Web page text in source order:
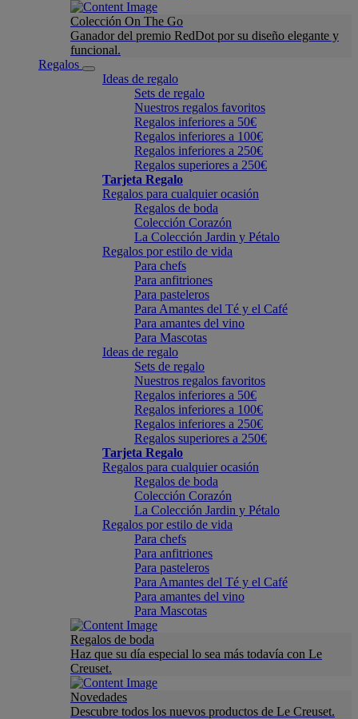
Colección On The Go
Ganador del premio RedDot por su diseño elegante y
funcional.
Regalos
Ideas de regalo
Sets de regalo
Nuestros regalos favoritos
Regalos inferiores a 50€
Regalos inferiores a 100€
Regalos inferiores a 250€
Regalos superiores a 250€
Tarjeta Regalo
Regalos para cualquier ocasión
Regalos de boda
Colección Corazón
La Colección Jardin y Pétalo
Regalos por estilo de vida
Para chefs
Para anfitriones
Para pasteleros
Para Amantes del Té y el Café
Para amantes del vino
Para Mascotas
Ideas de regalo
Sets de regalo
Nuestros regalos favoritos
Regalos inferiores a 50€
Regalos inferiores a 100€
Regalos inferiores a 250€
Regalos superiores a 250€
Tarjeta Regalo
Regalos para cualquier ocasión
Regalos de boda
Colección Corazón
La Colección Jardin y Pétalo
Regalos por estilo de vida
Para chefs
Para anfitriones
Para pasteleros
Para Amantes del Té y el Café
Para amantes del vino
Para Mascotas
Regalos de boda
Haz que su día especial lo sea más todavía con Le
Creuset.
Novedades
Descubre todos los nuevos productos de Le Creuset.